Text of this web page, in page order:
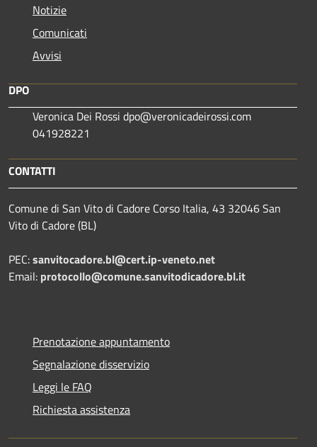
Notizie
Comunicati
Avvisi
DPO
Veronica Dei Rossi dpo@veronicadeirossi.com
041928221
CONTATTI
Comune di San Vito di Cadore Corso Italia, 43 32046 San
Vito di Cadore (BL)
PEC:sanvitocadore.bl@cert.ip-veneto.net
Email: protocollo@comune.sanvitodicadore.bl.it
Prenotazione appuntamento
Segnalazione disservizio
Leggi le FAQ
Richiesta assistenza